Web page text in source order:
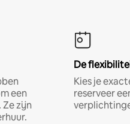
een
zijn
De
Kies je
reserveer